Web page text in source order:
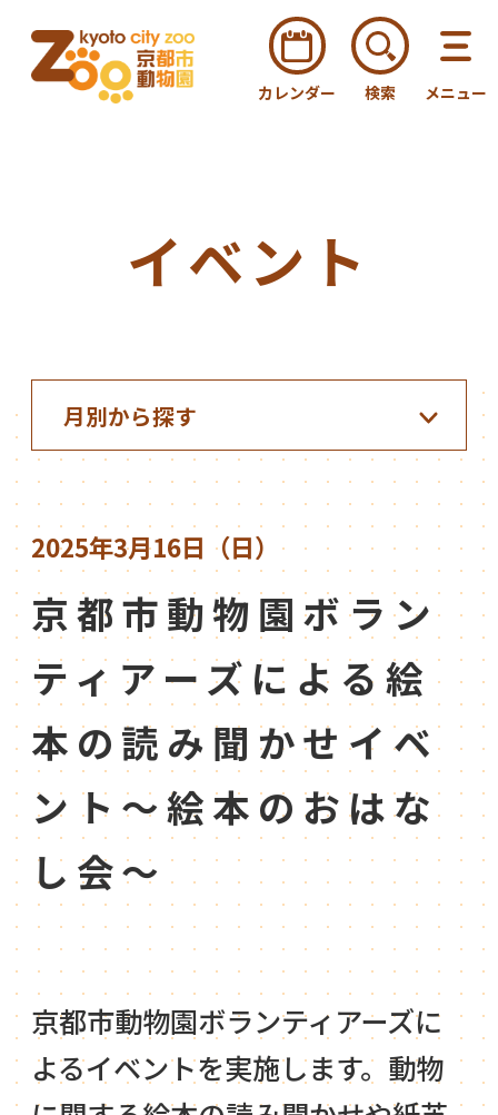
カレンダー 検索 メニュー
イベント
2025年3月16日（日）
京都市動物園ボラン
ティアーズによる絵
本の読み聞かせイベ
ント～絵本のおはな
し会～
京都市動物園ボランティアーズに
よるイベントを実施します。動物